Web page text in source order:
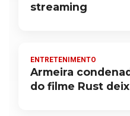
streaming
ENTRETENIMENTO
Armeira
do filme Rust